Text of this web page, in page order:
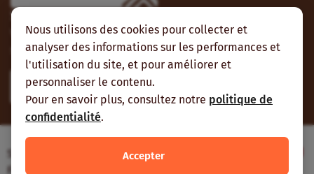
Nous utilisons des cookies pour collecter et
analyser des informations sur les performances et
l'utilisation du site, et pour améliorer et
personnaliser le contenu.
Pour en savoir plus, consultez notre politique de
confidentialité.
Accepter
Suivez-nous
Vous pouvez aussi vous abonner à nos flux RSS et nous
suivre sur les réseaux sociaux.
Site web réalisé avec le soutien de l’Agence
Française de Développement